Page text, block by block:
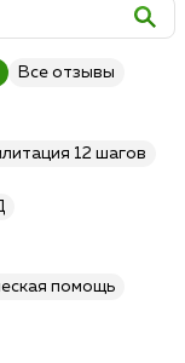
Все отзывы
12 шагов
помощь